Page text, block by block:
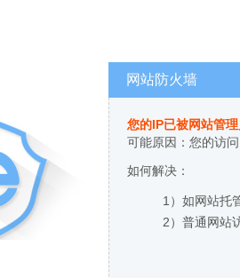
网站防火墙
您的IP已被网站管
可能原因：您的访
如何解决：
1）如网站托
2）普通网站